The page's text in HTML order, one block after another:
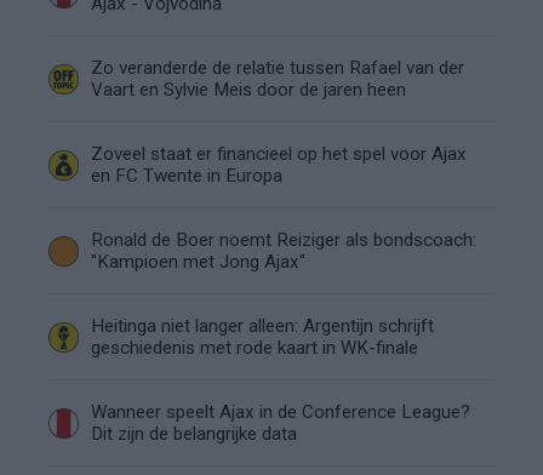
Zo veranderde de relatie tussen Rafael van der
Vaart en Sylvie Meis door de jaren heen
Zoveel staat er financieel op het spel voor Ajax
en FC Twente in Europa
Ronald de Boer noemt Reiziger als bondscoach:
"Kampioen met Jong Ajax"
Heitinga niet langer alleen: Argentijn schrijft
geschiedenis met rode kaart in WK-finale
Wanneer speelt Ajax in de Conference League?
Dit zijn de belangrijke data